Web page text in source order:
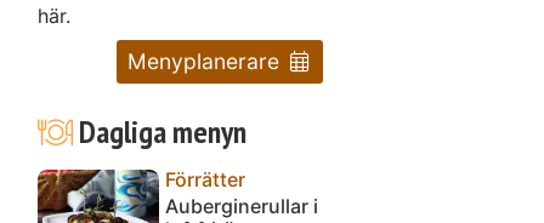
här.
Menyplanerare
Dagliga menyn
Förrätter
Auberginerullar i